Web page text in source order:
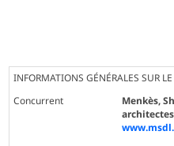
INFORMATIONS GÉNÉRALES SUR
Concurrent
Menkès,
architectes